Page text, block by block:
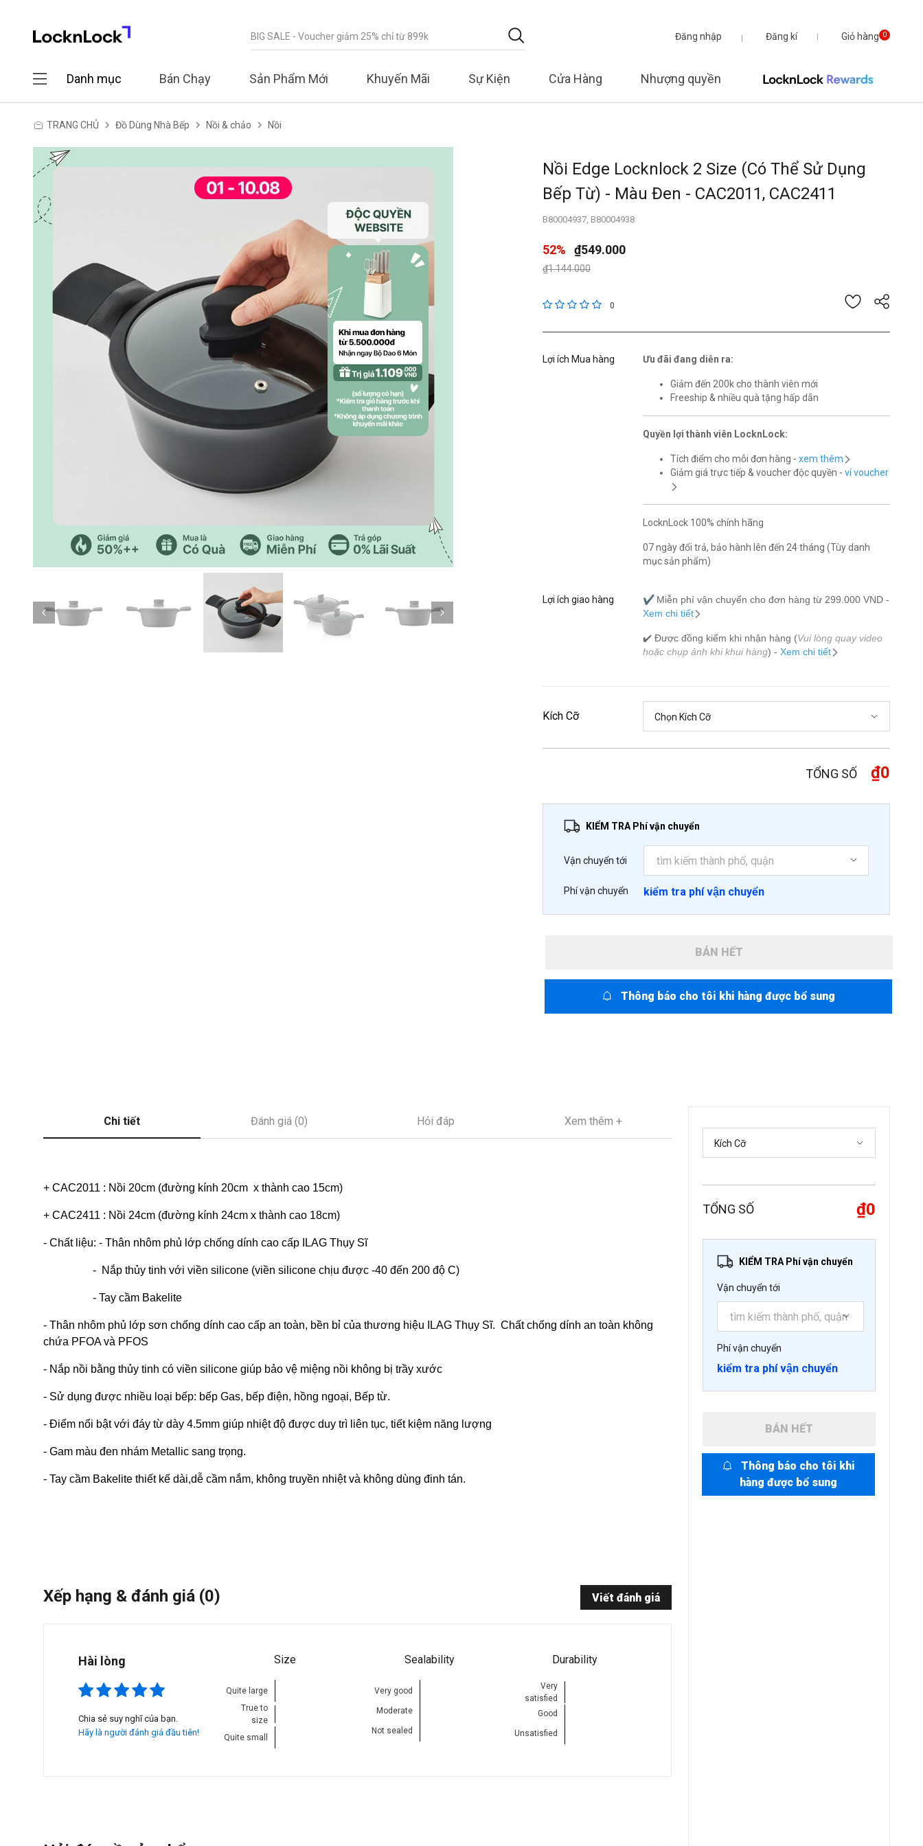
Đăng nhập Đăng kí Giỏ hàng 0
Danh mục Bán Chạy Sản Phẩm Mới Khuyến Mãi Sự Kiện Cửa Hàng Nhượng quyền
TRANG CHỦ Đồ Dùng Nhà Bếp Nồi & chảo Nồi
Trang trước Kế tiếp
Nồi Edge Locknlock 2 Size (Có Thể Sử Dụng
Bếp Từ) - Màu Đen - CAC2011, CAC2411
B80004937, B80004938
52% ₫549.000
Giá giảm xuống từ
₫1.144.000đến
3,1 trên đánh giá của 5 khách hàng
0
Lợi ích Mua hàng Ưu đãi đang diễn ra:
Giảm đến 200k cho thành viên mới
Freeship & nhiều quà tặng hấp dẫn
Quyền lợi thành viên LocknLock:
Tích điểm cho mỗi đơn hàng - xem thêm
Giảm giá trực tiếp & voucher độc quyền - ví voucher
LocknLock 100% chính hãng
07 ngày đổi trả, bảo hành lên đến 24 tháng (Tùy danh
mục sản phẩm)
Lợi ích giao hàng ✔️ Miễn phí vận chuyển cho đơn hàng từ 299.000 VND -
Xem chi tiết
✔️ Được đồng kiểm khi nhận hàng (Vui lòng quay video
hoặc chụp ảnh khi khui hàng) - Xem chi tiết
Kích Cỡ
TỔNG SỐ ₫0
KIỂM TRA Phí vận chuyển
Vận chuyển tới
Phí vận chuyển kiểm tra phí vận chuyển
BÁN HẾT
Thông báo cho tôi khi hàng được bổ sung
Chi tiết Đánh giá (0) Hỏi đáp Xem thêm +
+ CAC2011 : Nồi 20cm (đường kính 20cm x thành cao 15cm)
+ CAC2411 : Nồi 24cm (đường kính 24cm x thành cao 18cm)
- Chất liệu: - Thân nhôm phủ lớp chống dính cao cấp ILAG Thụy Sĩ
- Nắp thủy tinh với viền silicone (viền silicone chịu được -40 đến 200 độ C)
- Tay cầm Bakelite
- Thân nhôm phủ lớp sơn chống dính cao cấp an toàn, bền bỉ của thương hiệu ILAG Thụy Sĩ. Chất chống dính an toàn không
chứa PFOA và PFOS
- Nắp nồi bằng thủy tinh có viền silicone giúp bảo vệ miệng nồi không bị trầy xước
- Sử dụng được nhiều loại bếp: bếp Gas, bếp điện, hồng ngoại, Bếp từ.
- Điểm nổi bật với đáy từ dày 4.5mm giúp nhiệt độ được duy trì liên tục, tiết kiệm năng lượng
- Gam màu đen nhám Metallic sang trọng.
- Tay cầm Bakelite thiết kế dài,dễ cầm nắm, không truyền nhiệt và không dùng đinh tán.
Xếp hạng & đánh giá (0) Viết đánh giá
Hài lòng
Chia sẻ suy nghĩ của bạn.
Hãy là người đánh giá đầu tiên!
Size
Quite large
True to
size
Quite small
Sealability
Very good
Moderate
Not sealed
Durability
Very
satisfied
Good
Unsatisfied
TỔNG SỐ ₫0
KIỂM TRA Phí vận chuyển
Vận chuyển tới
Phí vận chuyển
kiểm tra phí vận chuyển
BÁN HẾT
hàng được bổ sung